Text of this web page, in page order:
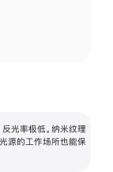
光率极低。纳米纹理
源的工作场所也能保